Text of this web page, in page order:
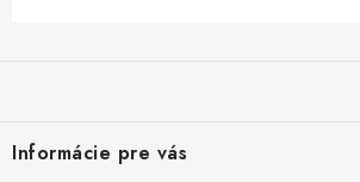
äInformácie pre vás